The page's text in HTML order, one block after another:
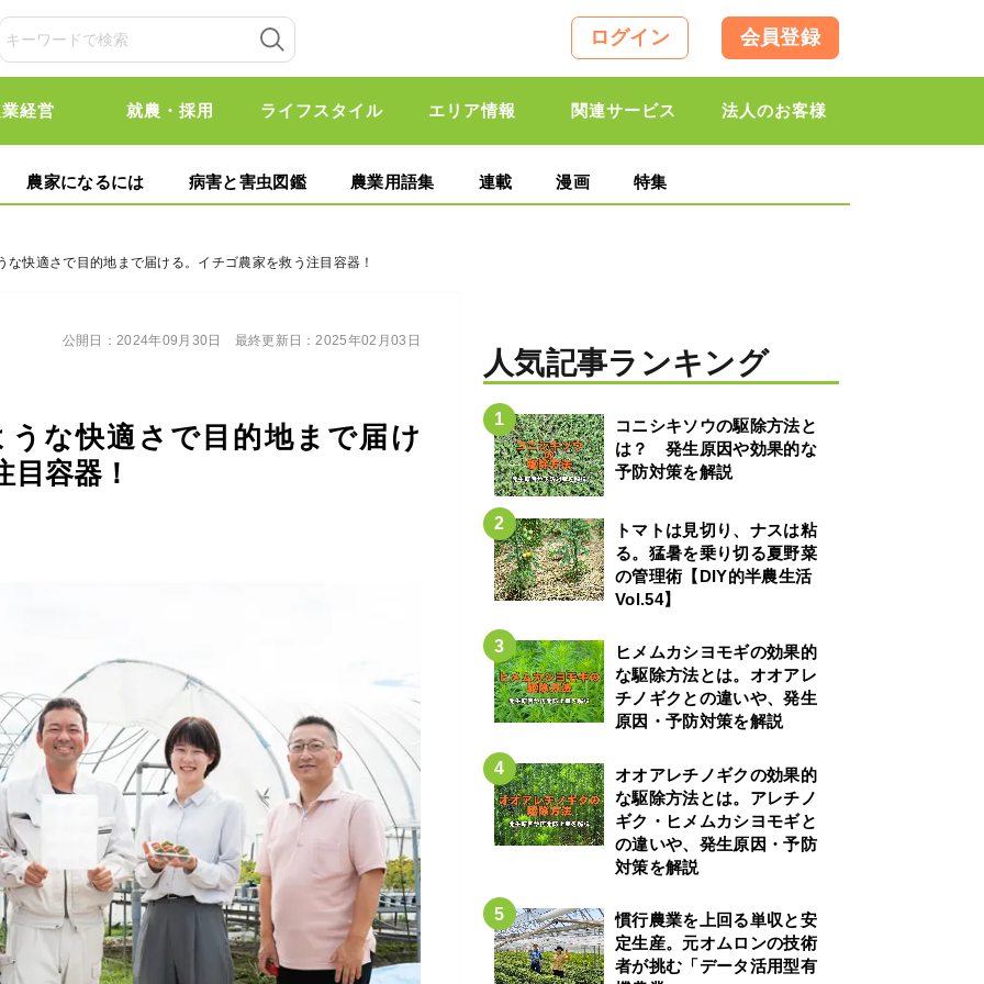
ログイン 会員登録
経営 就農・採用 ライフスタイル エリア情報 関連サービス 法人のお客様
農家になるには 病害と害虫図鑑 農業用語集 連載 漫画 特集
快適さで目的地まで届ける。イチゴ農家を救う注目容器！
な快適さで目的地まで届け
容器！
公開日：2024年09月30日 最終更新日：2025年02月03日
人気記事ランキング
コニシキソウの駆除方法と
は？ 発生原因や効果的な
予防対策を解説
トマトは見切り、ナスは粘
る。猛暑を乗り切る夏野菜
の管理術【DIY的半農生活
Vol.54】
ヒメムカシヨモギの効果的
な駆除方法とは。オオアレ
チノギクとの違いや、発生
原因・予防対策を解説
オオアレチノギクの効果的
な駆除方法とは。アレチノ
ギク・ヒメムカシヨモギと
の違いや、発生原因・予防
対策を解説
慣行農業を上回る単収と安
定生産。元オムロンの技術
者が挑む「データ活用型有